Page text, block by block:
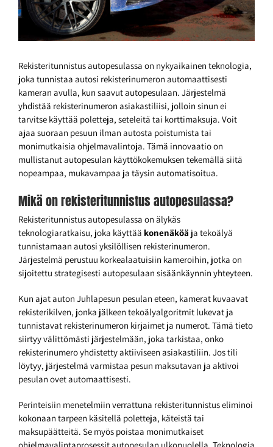
Rekisteritunnistus autopesulassa on nykyaikainen teknologia,
joka tunnistaa autosi rekisterinumeron automaattisesti
kameran avulla, kun saavut autopesulaan. Järjestelmä
yhdistää rekisterinumeron asiakastiliisi, jolloin sinun ei
tarvitse käyttää poletteja, seteleitä tai korttimaksuja. Voit
ajaa suoraan pesuun ilman autosta poistumista tai
monimutkaisia ohjelmavalintoja. Tämä innovaatio on
mullistanut autopesulan käyttökokemuksen tekemällä siitä
nopeampaa, mukavampaa ja täysin automatisoitua.
Mikä on rekisteritunnistus autopesulassa?
Rekisteritunnistus autopesulassa on älykäs
teknologiaratkaisu, joka käyttää konenäköä ja tekoälyä
tunnistamaan autosi yksilöllisen rekisterinumeron.
Järjestelmä perustuu korkealaatuisiin kameroihin, jotka on
sijoitettu strategisesti autopesulaan sisäänkäynnin yhteyteen.
Kun ajat auton Juhlapesun pesulan eteen, kamerat kuvaavat
rekisterikilven, jonka jälkeen tekoälyalgoritmit lukevat ja
tunnistavat rekisterinumeron kirjaimet ja numerot. Tämä tieto
siirtyy välittömästi järjestelmään, joka tarkistaa, onko
rekisterinumero yhdistetty aktiiviseen asiakastiliin. Jos tili
löytyy, järjestelmä varmistaa pesun maksutavan ja aktivoi
pesulan ovet automaattisesti.
Perinteisiin menetelmiin verrattuna rekisteritunnistus eliminoi
kokonaan tarpeen käsitellä poletteja, käteistä tai
maksupäätteitä. Se myös poistaa monimutkaiset